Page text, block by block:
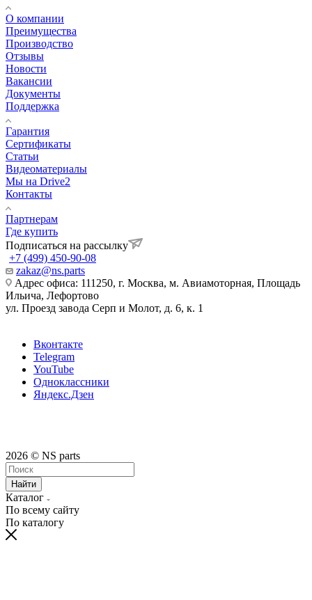
О компании
Преимущества
Производство
Отзывы
Новости
Вакансии
Документы
Поддержка
Гарантия
Сертификаты
Статьи
Видеоматериалы
Мы на Drive2
Контакты
Партнерам
Где купить
Подписаться на рассылку
+7 (499) 450-90-08
zakaz@ns.parts
Адрес офиса: 111250, г. Москва, м. Авиамоторная, Площадь
Ильича, Лефортово
ул. Проезд завода Серп и Молот, д. 6, к. 1
Вконтакте
Telegram
YouTube
Одноклассники
Яндекс.Дзен
2026 © NS parts
Найти
Каталог
По всему сайту
По каталогу